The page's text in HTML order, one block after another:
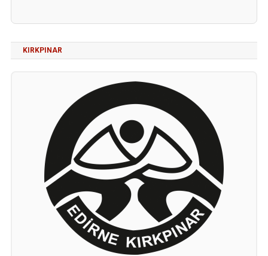
KIRKPINAR